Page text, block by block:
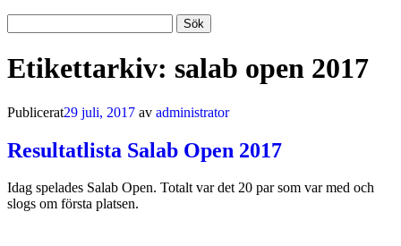
efter:
Etikettarkiv: salab open 2017
Publicerat29 juli, 2017 av administrator
Resultatlista Salab Open 2017
Idag spelades Salab Open. Totalt var det 20 par som var med och
slogs om första platsen.